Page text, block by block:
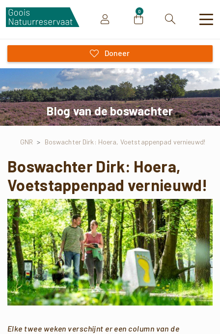
0
Zoeken
Doneer
Blog van de boswachter
GNR > Boswachter Dirk: Hoera, Voetstappenpad vernieuwd!
Boswachter Dirk: Hoera,
Voetstappenpad vernieuwd!
Elke twee weken verschijnt er een column van de